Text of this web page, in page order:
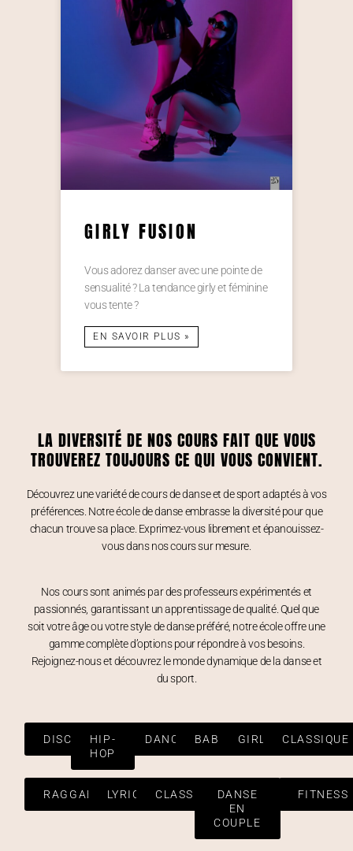
GIRLY FUSION
Vous adorez danser avec une pointe de
sensualité ? La tendance girly et féminine
vous tente ?
EN SAVOIR PLUS »
LA DIVERSITÉ DE NOS COURS FAIT QUE VOUS
TROUVEREZ TOUJOURS CE QUI VOUS CONVIENT.
Découvrez une variété de cours de danse et de sport adaptés à vos
préférences. Notre école de danse embrasse la diversité pour que
chacun trouve sa place. Exprimez-vous librement et épanouissez-
vous dans nos cours sur mesure.
Nos cours sont animés par des professeurs expérimentés et
passionnés, garantissant un apprentissage de qualité. Quel que
soit votre âge ou votre style de danse préféré, notre école offre une
gamme complète d’options pour répondre à vos besoins.
Rejoignez-nous et découvrez le monde dynamique de la danse et
du sport.
DISCO
HIP-
HOP
DANCE BABY GIRLY CLASSIQUE
RAGGAETONLYRICAL CLASSIQUEDANSE
EN
COUPLE
FITNESS